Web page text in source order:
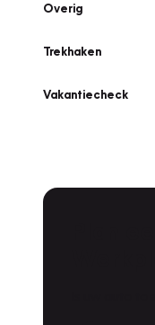
Overig
Trekhaken
Vakantiecheck